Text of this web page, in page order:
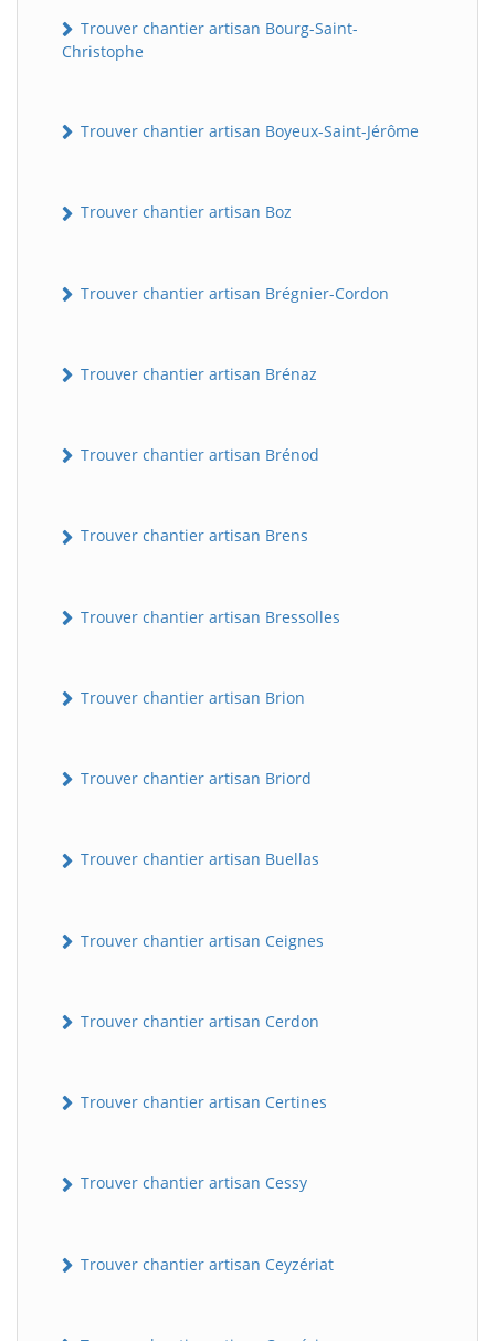
Trouver chantier artisan Bourg-Saint-
Christophe
Trouver chantier artisan Boyeux-Saint-Jérôme
Trouver chantier artisan Boz
Trouver chantier artisan Brégnier-Cordon
Trouver chantier artisan Brénaz
Trouver chantier artisan Brénod
Trouver chantier artisan Brens
Trouver chantier artisan Bressolles
Trouver chantier artisan Brion
Trouver chantier artisan Briord
Trouver chantier artisan Buellas
Trouver chantier artisan Ceignes
Trouver chantier artisan Cerdon
Trouver chantier artisan Certines
Trouver chantier artisan Cessy
Trouver chantier artisan Ceyzériat